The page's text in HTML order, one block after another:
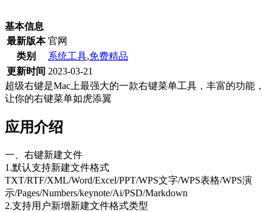
基本信息
最新版本 官网
类别
系统工具,免费精品
更新时间 2023-03-21
超级右键是Mac上最强大的一款右键菜单工具，丰富的功能，
让你的右键菜单如虎添翼
应用介绍
一、右键新建文件
1.默认支持新建文件格式
TXT/RTF/XML/Word/Excel/PPT/WPS文字/WPS表格/WPS演
示/Pages/Numbers/keynote/Ai/PSD/Markdown
2.支持用户新增新建文件格式类型